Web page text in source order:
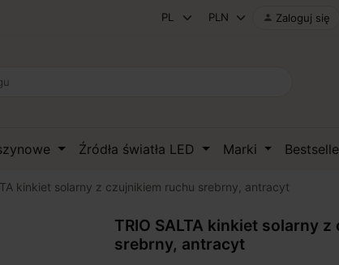
 Zaloguj się
Źródła światła LED Marki
kinkiet solarny z czujnikiem ruchu srebrny, antracyt
TRIO SALTA kinkiet solarny
srebrny, antracyt